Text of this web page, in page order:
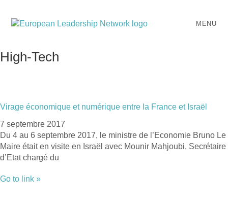
content
MENU
High-Tech
Virage économique et numérique entre la France et Israël
7 septembre 2017
Du 4 au 6 septembre 2017, le ministre de l’Economie Bruno Le
Maire était en visite en Israël avec Mounir Mahjoubi, Secrétaire
d’Etat chargé du
Go to link »